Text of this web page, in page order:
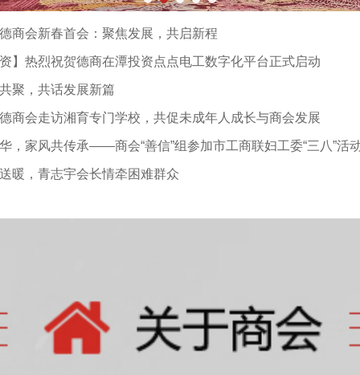
商会新春首会：聚焦发展，共启新程
】热烈祝贺德商在潭投资点点电工数字化平台正式启动
聚，共话发展新篇
商会走访湘育专门学校，共促未成年人成长与商会发展
，家风共传承——商会“善信”组参加市工商联妇工委“三八”活
暖，青志宇会长情牵困难群众